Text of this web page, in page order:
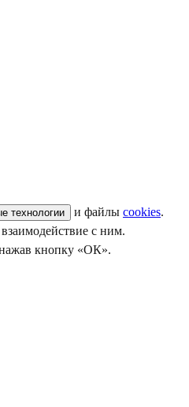
технологии и файлы cookies.
с ним.
кнопку «ОК».